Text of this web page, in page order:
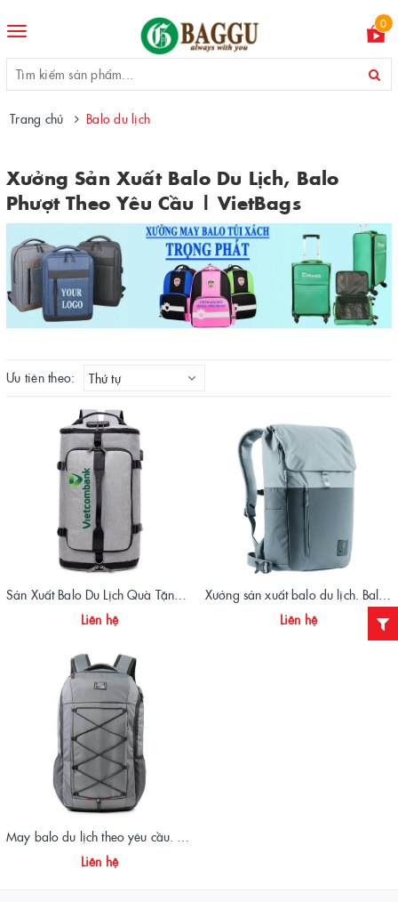
Toggle
0
Trang chủ Balo du lịch
Xưởng Sản Xuất Balo Du Lịch, Balo
Phượt Theo Yêu Cầu | VietBags
Ưu tiên theo: Thứ tự
Liên hệ
Liên hệ
Liên hệ